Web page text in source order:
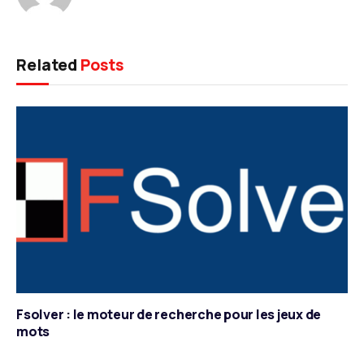
Related Posts
Fsolver : le moteur de recherche pour les jeux de
mots